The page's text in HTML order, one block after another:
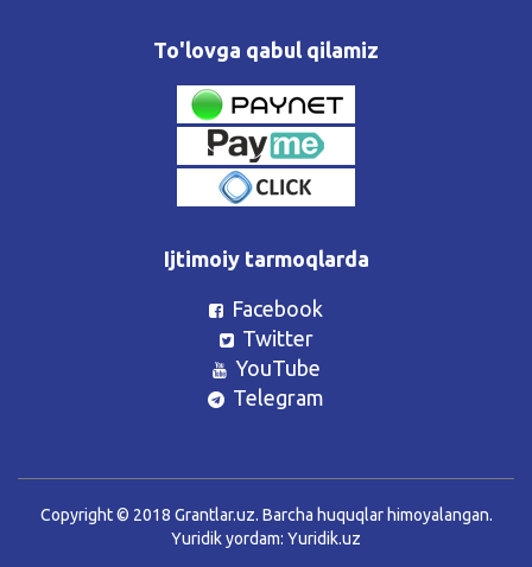
To'lovga qabul qilamiz
Ijtimoiy tarmoqlarda
Facebook
Twitter
YouTube
Telegram
Copyright © 2018 Grantlar.uz. Barcha huquqlar himoyalangan.
Yuridik yordam: Yuridik.uz